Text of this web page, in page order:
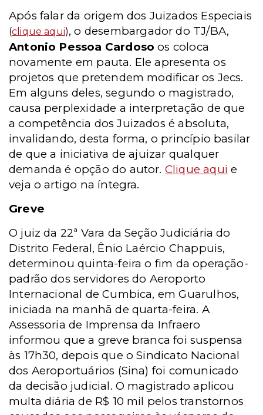
Após falar da origem dos Juizados Especiais
(clique aqui), o desembargador do TJ/BA,
Antonio Pessoa Cardoso os coloca
novamente em pauta. Ele apresenta os
projetos que pretendem modificar os Jecs.
Em alguns deles, segundo o magistrado,
causa perplexidade a interpretação de que
a competência dos Juizados é absoluta,
invalidando, desta forma, o princípio basilar
de que a iniciativa de ajuizar qualquer
demanda é opção do autor. Clique aqui e
veja o artigo na íntegra.
Greve
O juiz da 22ª Vara da Seção Judiciária do
Distrito Federal, Ênio Laércio Chappuis,
determinou quinta-feira o fim da operação-
padrão dos servidores do Aeroporto
Internacional de Cumbica, em Guarulhos,
iniciada na manhã de quarta-feira. A
Assessoria de Imprensa da Infraero
informou que a greve branca foi suspensa
às 17h30, depois que o Sindicato Nacional
dos Aeroportuários (Sina) foi comunicado
da decisão judicial. O magistrado aplicou
multa diária de R$ 10 mil pelos transtornos